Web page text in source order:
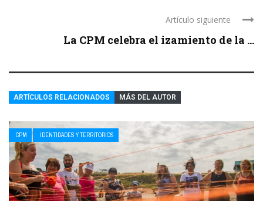
Artículo siguiente
La CPM celebra el izamiento de la ...
ARTÍCULOS RELACIONADOS MÁS DEL AUTOR
CPM IDENTIDADES Y TERRITORIOS